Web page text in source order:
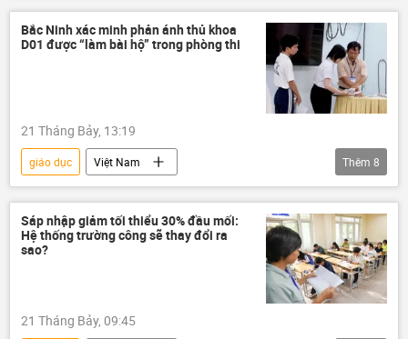
gian lận
thi cử
gian lận thi cử
Bộ Giáo dục và Đào Tạo
Bắc Ninh xác minh phản ánh thủ khoa
D01 được “làm bài hộ” trong phòng thi
21 Tháng Bảy, 13:19
giáo dục
Việt Nam
Bộ Giáo dục và Đào Tạo
giáo viên
gian lận thi cử
Kỳ thi tốt nghiệp THPT tại Việt Nam
đề thi
Thêm 8
Sáp nhập giảm tối thiểu 30% đầu mối:
Hệ thống trường công sẽ thay đổi ra
sao?
21 Tháng Bảy, 09:45